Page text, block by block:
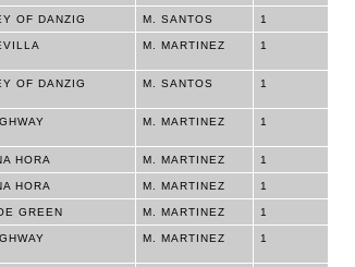
OF DANZIG M. SANTOS 1
M. MARTINEZ 1
OF DANZIG M. SANTOS 1
M. MARTINEZ 1
HORA M. MARTINEZ 1
HORA M. MARTINEZ 1
GREEN M. MARTINEZ 1
M. MARTINEZ 1